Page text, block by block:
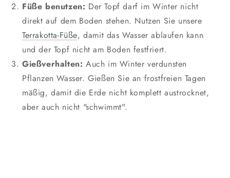
Füße benutzen: Der Topf darf im Winter nicht
direkt auf dem Boden stehen. Nutzen Sie unsere
Terrakotta-Füße, damit das Wasser ablaufen kann
und der Topf nicht am Boden festfriert.
Gießverhalten: Auch im Winter verdunsten
Pflanzen Wasser. Gießen Sie an frostfreien Tagen
mäßig, damit die Erde nicht komplett austrocknet,
aber auch nicht "schwimmt".